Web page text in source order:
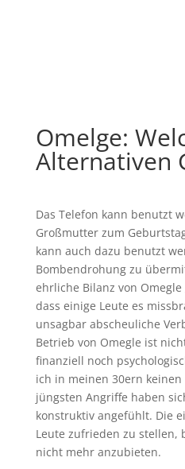
Omelge:
Alternativen
Das Telefon kann benutzt
Großmutter zum
kann auch dazu benutzt
Bombendrohung zu
ehrliche Bilanz von
dass einige Leute es
unsagbar abscheuliche
Betrieb von Omegle ist
finanziell noch
ich in meinen 30ern
jüngsten Angriffe haben
konstruktiv angefühlt. Die
Leute zufrieden zu stellen,
nicht mehr anzubieten.